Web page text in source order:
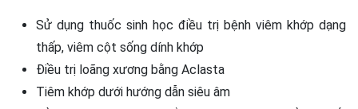
Sử dụng thuốc sinh học điều trị bệnh viêm khớp dạng
thấp, viêm cột sống dính khớp
Điều trị loãng xương bằng Aclasta
Tiêm khớp dưới hướng dẫn siêu âm